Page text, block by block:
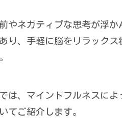
やネガティブな思考が浮
り、手軽に脳をリラック
は、マインドフルネスに
てご紹介します。